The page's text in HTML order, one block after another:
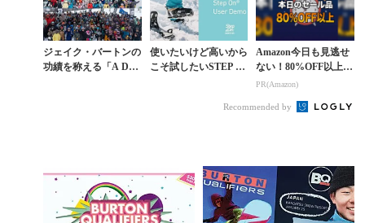
ジェイク・バートンの
功績を称える「A DA
使いたいけど高いから
こそ試したいSTEP O
Amazon今日も見逃せ
ない！80%OFF以上が
続々登場
PR(Amazon)
Recommended by